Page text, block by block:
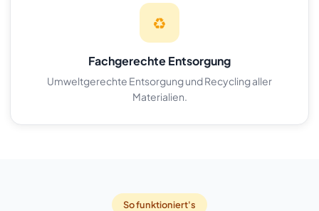
♻️
Fachgerechte Entsorgung
Umweltgerechte Entsorgung und Recycling aller
Materialien.
So funktioniert's